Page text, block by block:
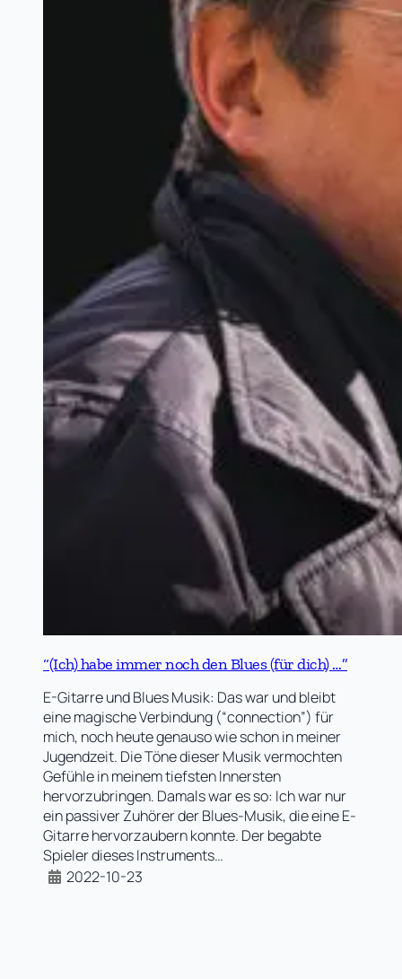
“(Ich) habe immer noch den Blues (für dich) …”
E-Gitarre und Blues Musik: Das war und bleibt
eine magische Verbindung (“connection”) für
mich, noch heute genauso wie schon in meiner
Jugendzeit. Die Töne dieser Musik vermochten
Gefühle in meinem tiefsten Innersten
hervorzubringen. Damals war es so: Ich war nur
ein passiver Zuhörer der Blues-Musik, die eine E-
Gitarre hervorzaubern konnte. Der begabte
Spieler dieses Instruments…
2022-10-23